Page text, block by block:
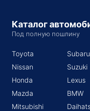
Каталог
Под полную пошлину
Toyota
Nissan
Honda
Mazda
Mitsubishi
Subaru
Suzuki
Lexus
BMW